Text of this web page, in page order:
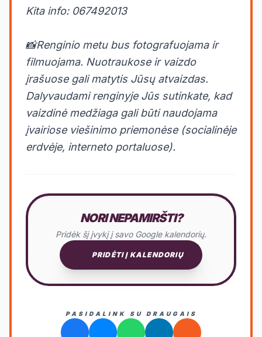
Kita info: 067492013
📸Renginio metu bus fotografuojama ir
filmuojama. Nuotraukose ir vaizdo
įrašuose gali matytis Jūsų atvaizdas.
Dalyvaudami renginyje Jūs sutinkate, kad
vaizdinė medžiaga gali būti naudojama
įvairiose viešinimo priemonėse (socialinėje
erdvėje, interneto portaluose).
NORI NEPAMIRŠTI?
Pridėk šį įvykį į savo Google kalendorių.
PRIDĖTI Į KALENDORIŲ
PASIDALINK SU DRAUGAIS